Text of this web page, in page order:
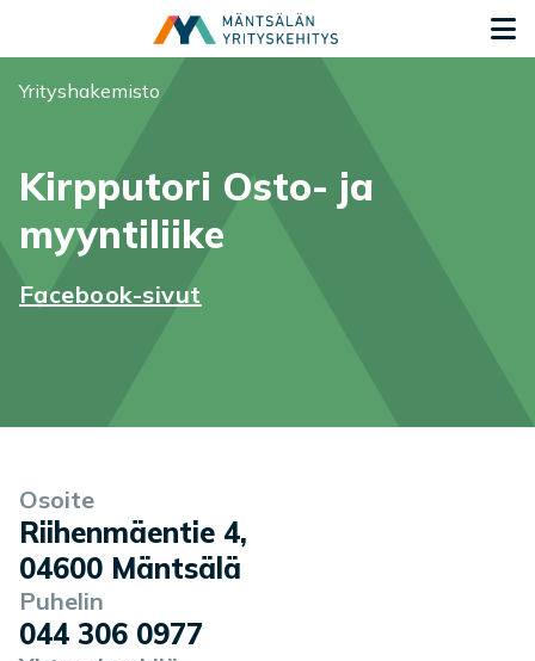
Olet tässä:
Yrityshakemisto
Kirpputori Osto- ja
myyntiliike
Facebook-sivut
Yrityksen tiedot
Osoite
Riihenmäentie 4,
04600 Mäntsälä
Puhelin
044 306 0977
Palvelukuvaus
Kuvia